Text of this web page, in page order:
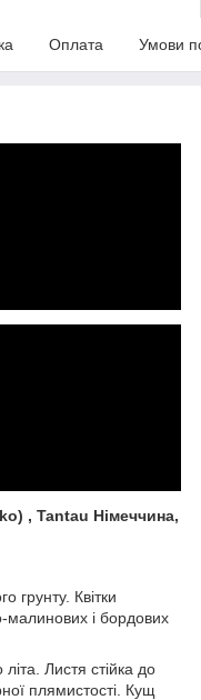
Оплата Умови
, Tantau Німеччина,
грунту. Квітки
малинових і бордових
Листя стійка до
плямистості. Кущ